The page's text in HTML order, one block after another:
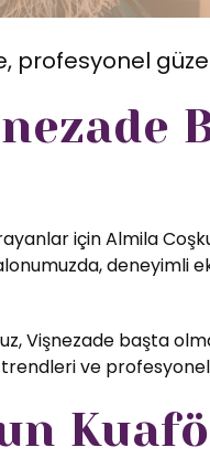
profesyonel
için Almila
deneyimli
Vişnezade başta
ve